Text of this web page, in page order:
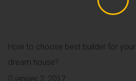
How to choose best builder for your
dream house?
Posted
janvier 2, 2017